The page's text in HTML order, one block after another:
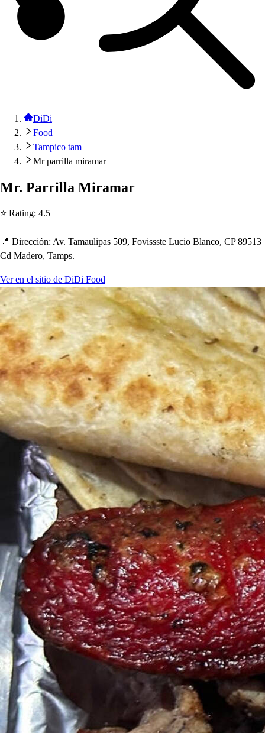
DiDi
Food
Tampico tam
Mr parrilla miramar
Mr. Parrilla Miramar
⭐ Rating: 4.5
📍 Dirección: Av. Tamaulipas 509, Fovissste Lucio Blanco, CP 89513
Cd Madero, Tamps.
Ver en el sitio de DiDi Food